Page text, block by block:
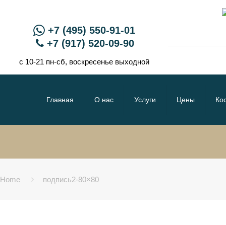
+7 (495) 550-91-01
+7 (917) 520-09-90
с 10-21 пн-сб, воскресенье выходной
Главная О нас Услуги Цены
Home подпись2-80×80